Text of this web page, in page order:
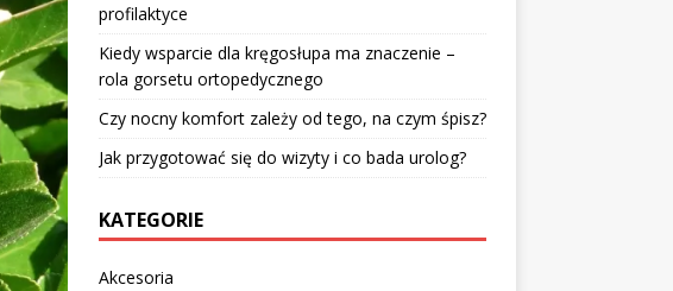
profilaktyce
Kiedy wsparcie dla kręgosłupa ma znaczenie –
rola gorsetu ortopedycznego
Czy nocny komfort zależy od tego, na czym śpisz?
Jak przygotować się do wizyty i co bada urolog?
KATEGORIE
Akcesoria